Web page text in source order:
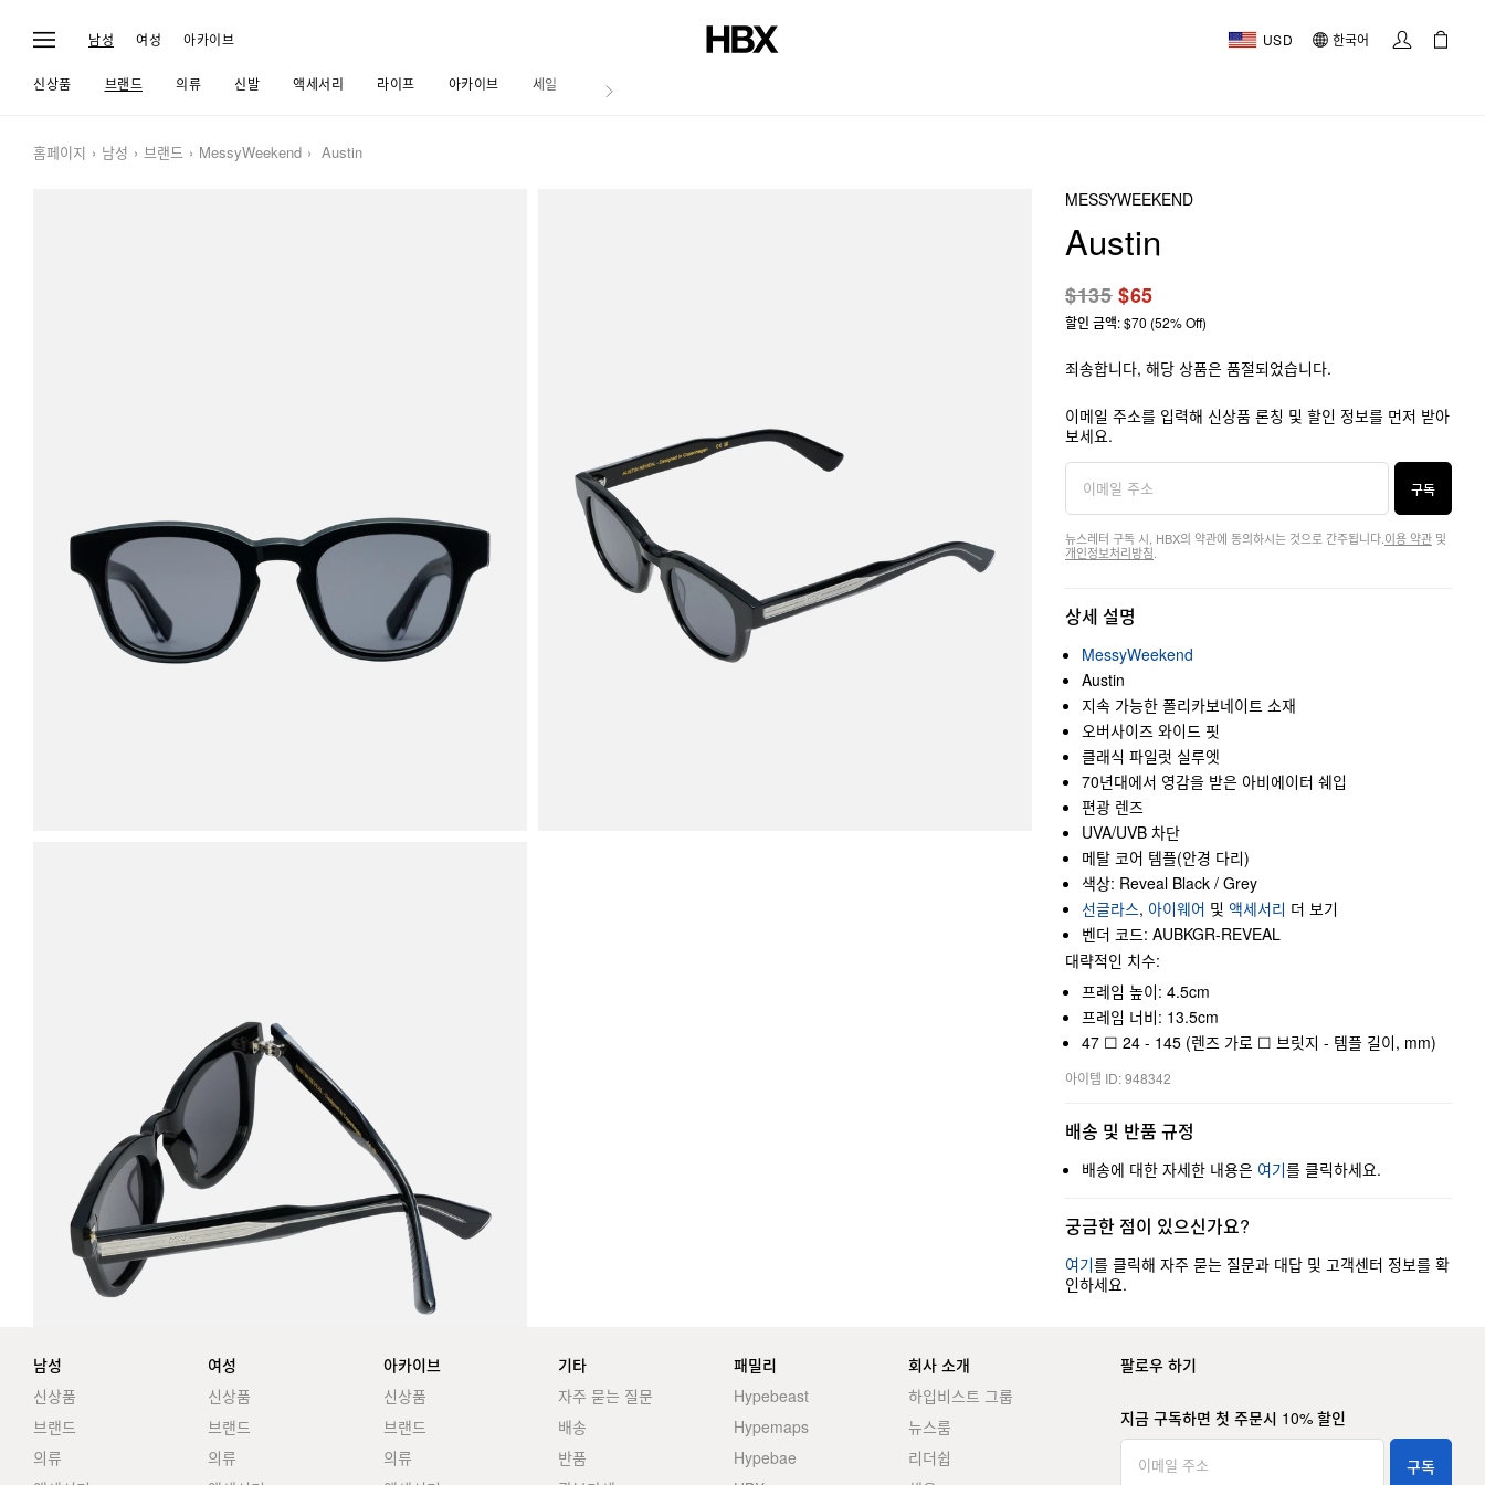
남성 여성 아카이브 USD 한국어
신상품 브랜드 의류 신발 액세서리 라이프 아카이브 세일 저널
홈페이지 남성 브랜드 MessyWeekend Austin
MESSYWEEKEND
Austin
$135$65
할인 금액: $70 (52% Off)
죄송합니다, 해당 상품은 품절되었습니다.
이메일 주소를 입력해 신상품 론칭 및 할인 정보를 먼저 받아
보세요.
구독
뉴스레터 구독 시, HBX의 약관에 동의하시는 것으로 간주됩니다. 이용 약관 및
개인정보처리방침
상세 설명
MessyWeekend
Austin
지속 가능한 폴리카보네이트 소재
오버사이즈 와이드 핏
클래식 파일럿 실루엣
70년대에서 영감을 받은 아비에이터 쉐입
편광 렌즈
UVA/UVB 차단
메탈 코어 템플(안경 다리)
색상: Reveal Black / Grey
선글라스, 아이웨어 및 액세서리 더 보기
벤더 코드: AUBKGR-REVEAL
대략적인 치수:
프레임 높이: 4.5cm
프레임 너비: 13.5cm
47 ☐ 24 - 145 (렌즈 가로 ☐ 브릿지 - 템플 길이, mm)
아이템 ID: 948342
배송 및 반품 규정
배송에 대한 자세한 내용은 여기를 클릭하세요.
궁금한 점이 있으신가요?
여기를 클릭해 자주 묻는 질문과 대답 및 고객센터 정보를 확
인하세요.
남성
신상품
브랜드
의류
여성
신상품
브랜드
의류
아카이브
신상품
브랜드
의류
기타
자주 묻는 질문
배송
반품
패밀리
Hypebeast
Hypemaps
Hypebae
회사 소개
하입비스트 그룹
뉴스룸
리더쉽
팔로우 하기
지금 구독하면 첫 주문시 10% 할인
구독